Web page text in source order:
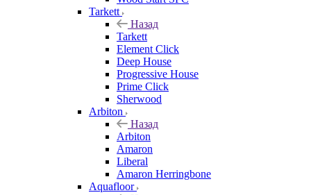
Tarkett
Назад
Tarkett
Element Click
Deep House
Progressive House
Prime Click
Sherwood
Arbiton
Назад
Arbiton
Amaron
Liberal
Amaron Herringbone
Aquafloor